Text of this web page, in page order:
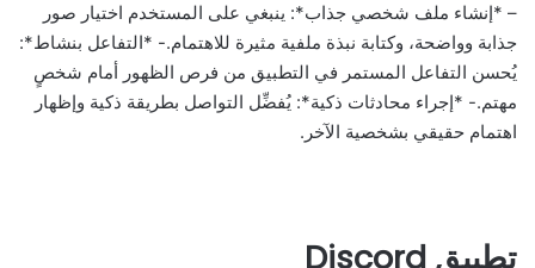
– *إنشاء ملف شخصي جذاب*: ينبغي على المستخدم اختيار صور
جذابة وواضحة، وكتابة نبذة ملفية مثيرة للاهتمام.- *التفاعل بنشاط*:
يُحسن التفاعل المستمر في التطبيق من فرص الظهور أمام شخصٍ
مهتم.- *إجراء محادثات ذكية*: يُفضِّل التواصل بطريقة ذكية وإظهار
اهتمام حقيقي بشخصية الآخر.
تطبيق Discord